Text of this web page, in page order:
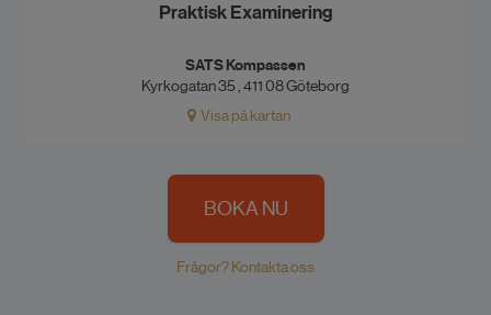
Praktisk Examinering
SATS Kompassen
Kyrkogatan 35 , 411 08 Göteborg
Visa på kartan
BOKA NU
Frågor? Kontakta oss